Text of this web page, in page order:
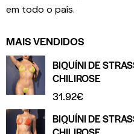
em todo o país.
MAIS VENDIDOS
BIQUÍNI DE
CHILIROSE
31.92€
BIQUÍNI DE